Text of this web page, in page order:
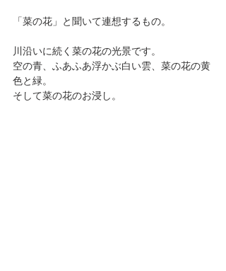
「菜の花」と聞いて連想するもの。
川沿いに続く菜の花の光景です。
空の青、ふあふあ浮かぶ白い雲、菜の花の黄
色と緑。
そして菜の花のお浸し。